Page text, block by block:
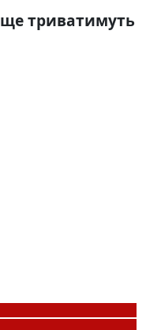
триватимуть